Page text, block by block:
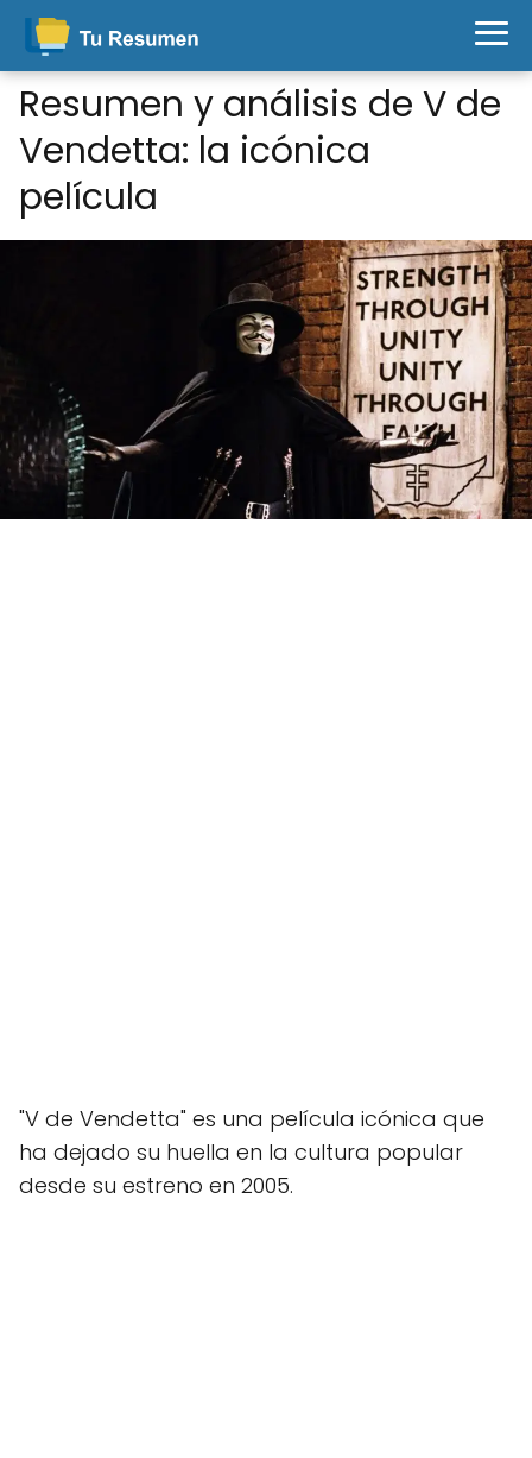
Resumen y análisis de V de
Vendetta: la icónica
película
"V de Vendetta" es una película icónica que
ha dejado su huella en la cultura popular
desde su estreno en 2005.